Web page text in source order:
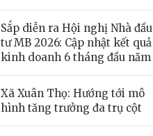
Sắp diễn ra Hội nghị Nhà đầu
tư MB 2026: Cập nhật kết quả
kinh doanh 6 tháng đầu năm
Xã Xuân Thọ: Hướng tới mô
hình tăng trưởng đa trụ cột